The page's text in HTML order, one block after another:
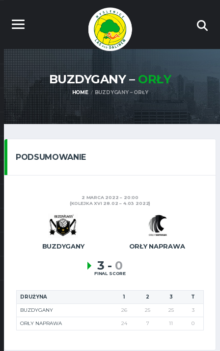
BUZDYGANY – ORŁY
HOME BUZDYGANY – ORŁY
PODSUMOWANIE
2 MARCA 2022
20:00
(KOLEJKA XVI 28.02 – 4.03 2022)
BUZDYGANY ORŁY NAPRAWA
3 - 0
FINAL SCORE
DRUŻYNA 1 2 3 T
BUZDYGANY 26 25 25 3
ORŁY NAPRAWA 24 7 11 0